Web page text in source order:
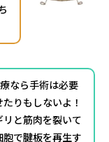
なら手術は必要
りもしないよ！
と筋肉を裂いて
で腱板を再生す